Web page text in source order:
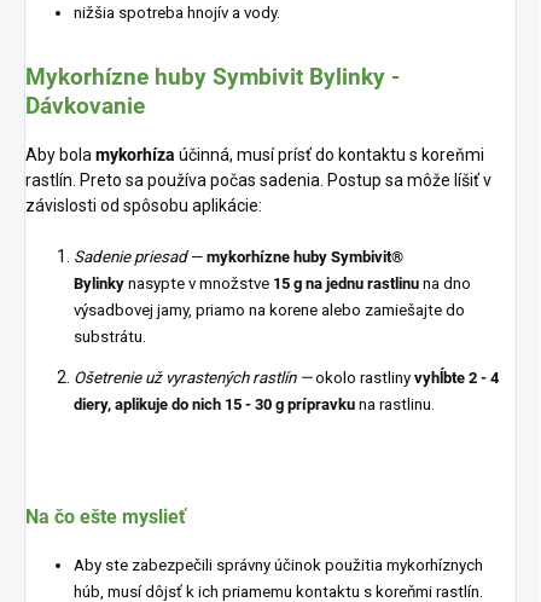
nižšia spotreba hnojív a vody.
Mykorhízne huby Symbivit Bylinky -
Dávkovanie
Aby bola mykorhíza účinná, musí prísť do kontaktu s koreňmi
rastlín. Preto sa používa počas sadenia. Postup sa môže líšiť v
závislosti od spôsobu aplikácie:
Sadenie priesad— mykorhízne huby Symbivit®
Bylinky nasypte v množstve 15 g na jednu rastlinu na dno
výsadbovej jamy, priamo na korene alebo zamiešajte do
substrátu.
Ošetrenie už vyrastených rastlín —okolo rastliny vyhĺbte 2 - 4
diery, aplikuje do nich 15 - 30 g prípravku na rastlinu.
Na čo ešte myslieť
Aby ste zabezpečili správny účinok použitia mykorhíznych
húb, musí dôjsť k ich priamemu kontaktu s koreňmi rastlín.